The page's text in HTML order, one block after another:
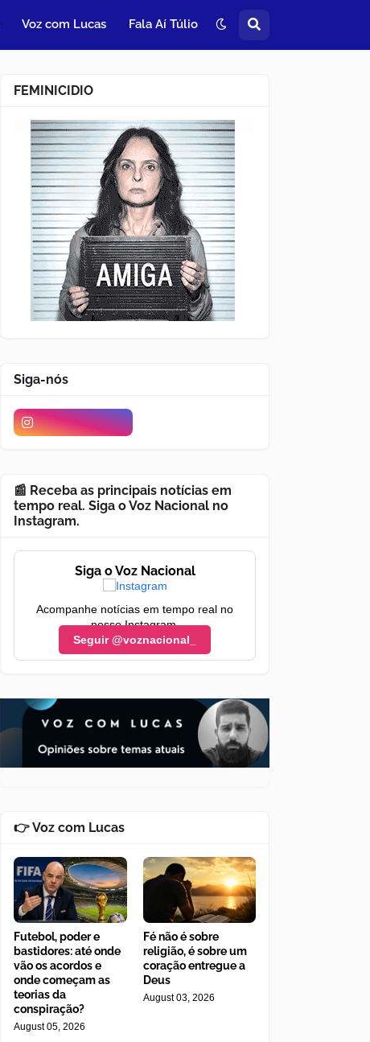
Voz com Lucas Fala Aí Túlio
FEMINICIDIO
Siga-nós
📰 Receba as principais notícias em
tempo real. Siga o Voz Nacional no
Instagram.
Siga o Voz Nacional
Acompanhe notícias em tempo real no
nosso Instagram.
Seguir @voznacional_
👉 Voz com Lucas
Futebol, poder e
bastidores: até onde
vão os acordos e
onde começam as
teorias da
conspiração?
August 05, 2026
Fé não é sobre
religião, é sobre um
coração entregue a
Deus
August 03, 2026